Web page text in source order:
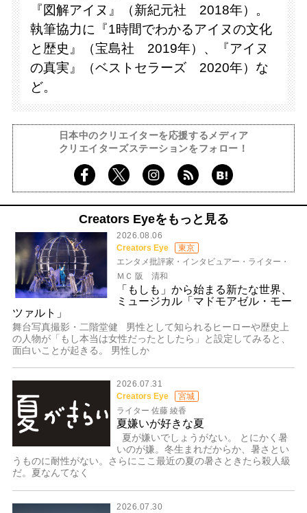
『図解アイヌ』（新紀元社 2018年）。
執筆協力に『1時間でわかるアイヌの文化
と歴史』（宝島社 2019年）、『アイヌ
の真実』（ベストセラーズ 2020年）な
ど。
日本中のクリエイターを応援するメディア
クリエイターズステーションをフォロー！
Creators Eyeをもっと見る
2026.08.06
Creators Eye
東京
エンタメ批評家・インタビュアー・ライター・
ＭＣ 阪 清和
「もしも」から始まる新たな世界、
ミュージカル「マドモアゼル・モー
ツァルト」
舞台写真撮影・二階堂健 男性として知られるヒーローや歴史上
の人物が「もし本当は女性だったとしたら」と設定してみると、
面白いことが起きる。 男性しか
2026.07.31
Creators Eye
宮城
ライター 佐藤 綾香
夏嫌いが好きな夏
夏が嫌いでしょうがない。 とにかく暑
いのが嫌。冬生まれだからか、暑さとい
うものに耐性がない。さらにここ最近の夏の暑さときたら殺人級
だ。夏なんてなく
2026.07.30